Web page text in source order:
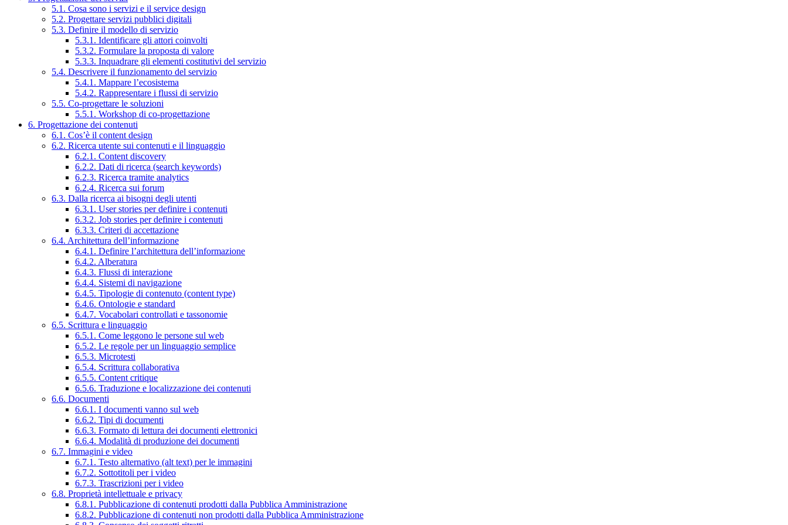
5.1. Cosa sono i servizi e il service design
5.2. Progettare servizi pubblici digitali
5.3. Definire il modello di servizio
5.3.1. Identificare gli attori coinvolti
5.3.2. Formulare la proposta di valore
5.3.3. Inquadrare gli elementi costitutivi del servizio
5.4. Descrivere il funzionamento del servizio
5.4.1. Mappare l’ecosistema
5.4.2. Rappresentare i flussi di servizio
5.5. Co-progettare le soluzioni
5.5.1. Workshop di co-progettazione
6. Progettazione dei contenuti
6.1. Cos’è il content design
6.2. Ricerca utente sui contenuti e il linguaggio
6.2.1. Content discovery
6.2.2. Dati di ricerca (search keywords)
6.2.3. Ricerca tramite analytics
6.2.4. Ricerca sui forum
6.3. Dalla ricerca ai bisogni degli utenti
6.3.1. User stories per definire i contenuti
6.3.2. Job stories per definire i contenuti
6.3.3. Criteri di accettazione
6.4. Architettura dell’informazione
6.4.1. Definire l’architettura dell’informazione
6.4.2. Alberatura
6.4.3. Flussi di interazione
6.4.4. Sistemi di navigazione
6.4.5. Tipologie di contenuto (content type)
6.4.6. Ontologie e standard
6.4.7. Vocabolari controllati e tassonomie
6.5. Scrittura e linguaggio
6.5.1. Come leggono le persone sul web
6.5.2. Le regole per un linguaggio semplice
6.5.3. Microtesti
6.5.4. Scrittura collaborativa
6.5.5. Content critique
6.5.6. Traduzione e localizzazione dei contenuti
6.6. Documenti
6.6.1. I documenti vanno sul web
6.6.2. Tipi di documenti
6.6.3. Formato di lettura dei documenti elettronici
6.6.4. Modalità di produzione dei documenti
6.7. Immagini e video
6.7.1. Testo alternativo (alt text) per le immagini
6.7.2. Sottotitoli per i video
6.7.3. Trascrizioni per i video
6.8. Proprietà intellettuale e privacy
6.8.1. Pubblicazione di contenuti prodotti dalla Pubblica Amministrazione
6.8.2. Pubblicazione di contenuti non prodotti dalla Pubblica Amministrazione